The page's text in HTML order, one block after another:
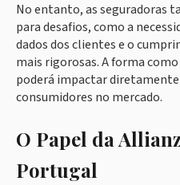
No entanto, as seguradoras
para desafios, como a
dados dos clientes e o
mais rigorosas. A forma
poderá impactar diretamente
consumidores no mercado.
O Papel da
Portugal